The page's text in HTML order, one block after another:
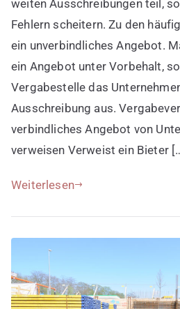
Angebot
weiten Ausschreibungen teil,
Fehlern scheitern. Zu den
ein unverbindliches Angebot.
ein Angebot unter Vorbehalt,
Vergabestelle das
Ausschreibung aus.
verbindliches Angebot von
verweisen Verweist ein Bieter
Weiterlesen